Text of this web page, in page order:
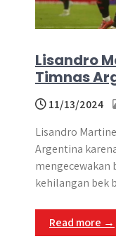
Lisandro
Timnas
11/13/2024
Lisandro
Argentina
mengecewakan
kehilangan bek
Read more →